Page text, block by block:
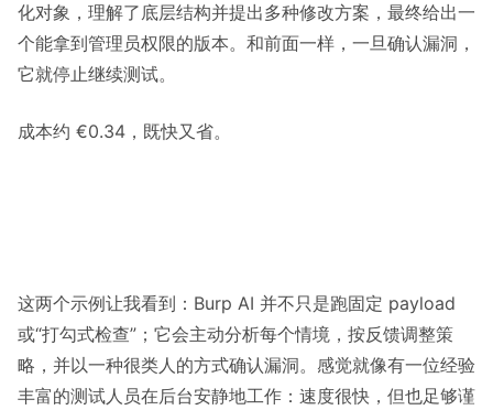
化对象，理解了底层结构并提出多种修改方案，最终给出一
个能拿到管理员权限的版本。和前面一样，一旦确认漏洞，
它就停止继续测试。
成本约 €0.34，既快又省。
这两个示例让我看到：Burp AI 并不只是跑固定 payload
或“打勾式检查”；它会主动分析每个情境，按反馈调整策
略，并以一种很类人的方式确认漏洞。感觉就像有一位经验
丰富的测试人员在后台安静地工作：速度很快，但也足够谨